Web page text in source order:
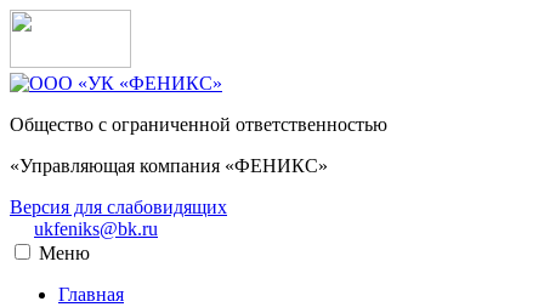
Общество с ограниченной ответственностью
«Управляющая компания «ФЕНИКС»
Версия для слабовидящих
ukfeniks@bk.ru
Меню
Главная